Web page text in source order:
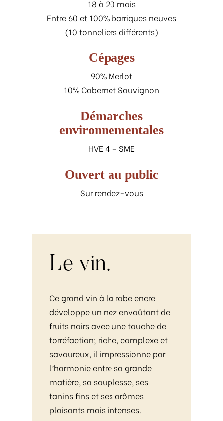
18 à 20 mois
Entre 60 et 100% barriques neuves
(10 tonneliers différents)
Cépages
90% Merlot
10% Cabernet Sauvignon
Démarches
environnementales
HVE 4 – SME
Ouvert au public
Sur rendez-vous
Le vin.
Ce grand vin à la robe encre
développe un nez envoûtant de
fruits noirs avec une touche de
torréfaction; riche, complexe et
savoureux, il impressionne par
l’harmonie entre sa grande
matière, sa souplesse, ses
tanins fins et ses arômes
plaisants mais intenses.